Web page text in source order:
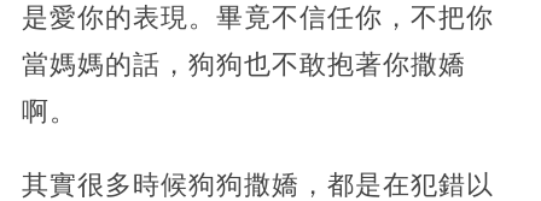
是愛你的表現。畢竟不信任你，不把你
當媽媽的話，狗狗也不敢抱著你撒嬌
啊。
其實很多時候狗狗撒嬌，都是在犯錯以